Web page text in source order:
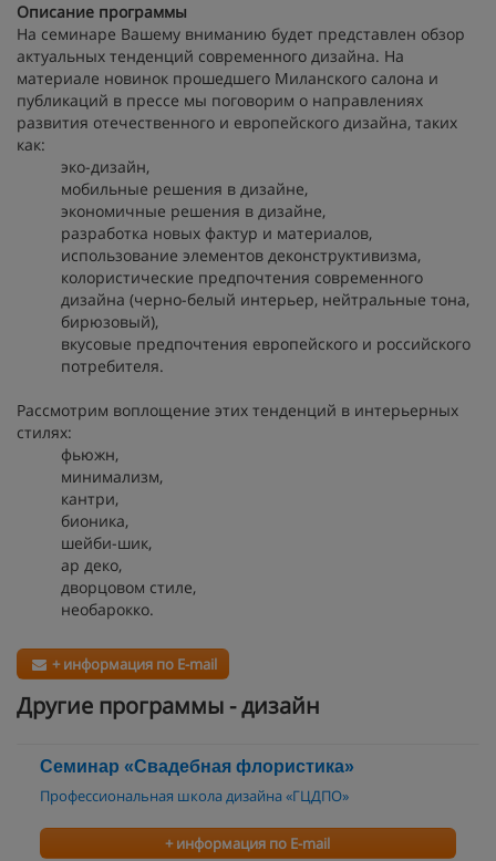
Описание программы
На семинаре Вашему вниманию будет представлен обзор
актуальных тенденций современного дизайна. На
материале новинок прошедшего Миланского салона и
публикаций в прессе мы поговорим о направлениях
развития отечественного и европейского дизайна, таких
как:
эко-дизайн,
мобильные решения в дизайне,
экономичные решения в дизайне,
разработка новых фактур и материалов,
использование элементов деконструктивизма,
колористические предпочтения современного
дизайна (черно-белый интерьер, нейтральные тона,
бирюзовый),
вкусовые предпочтения европейского и российского
потребителя.
Рассмотрим воплощение этих тенденций в интерьерных
стилях:
фьюжн,
минимализм,
кантри,
бионика,
шейби-шик,
ар деко,
дворцовом стиле,
необарокко.
+ информация по E-mail
Другие программы - дизайн
Семинар «Свадебная флористика»
Профессиональная школа дизайна «ГЦДПО»
+ информация по E-mail